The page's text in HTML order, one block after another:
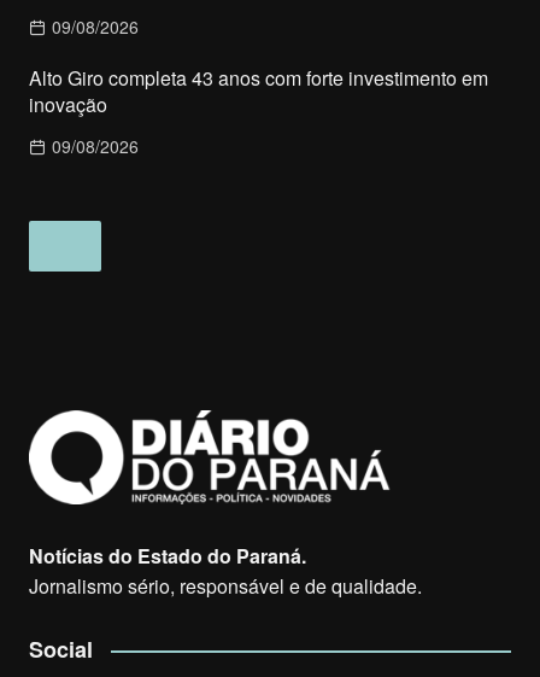
09/08/2026
Alto Giro completa 43 anos com forte investimento em
inovação
09/08/2026
Notícias do Estado do Paraná.
Jornalismo sério, responsável e de qualidade.
Social